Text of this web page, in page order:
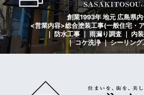
創業1993年 地元 広島県
<営業内容>総合塗装工事(一般住宅・
｜ 防水工事 ｜ 雨漏り調査 ｜ 内
｜ コケ洗浄 ｜ シーリン